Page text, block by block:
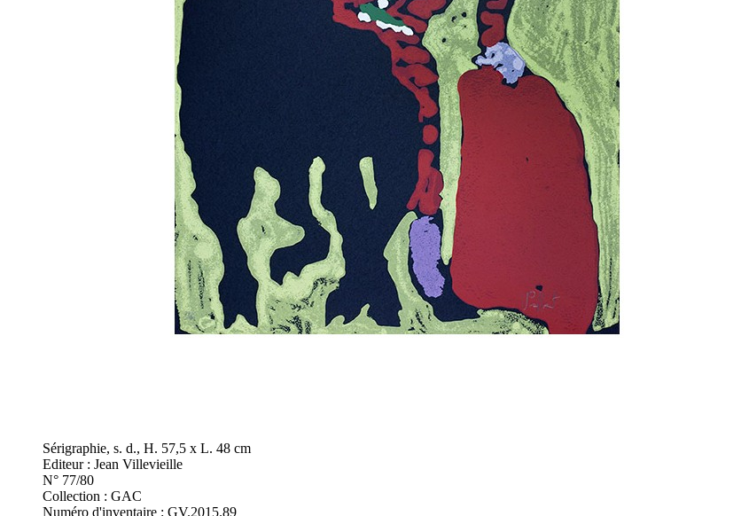
Sérigraphie, s. d., H. 57,5 x L. 48 cm
Editeur : Jean Villevieille
N° 77/80
Collection : GAC
Numéro d'inventaire : GV.2015.89